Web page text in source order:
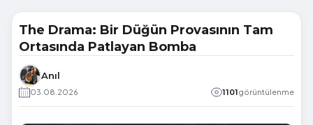
The Drama: Bir Düğün Provasının Tam
Ortasında Patlayan Bomba
Anıl
03.08.2026 1101görüntülenme